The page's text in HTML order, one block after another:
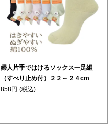
婦人片手ではけるソックス一足組
（すべり止め付）２２～２４cm
858円 (税込)